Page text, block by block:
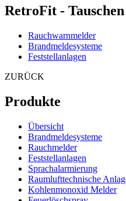
RetroFit -
Rauchwarnmelder
Brandmeldesysteme
Feststellanlagen
ZURÜCK
Produkte
Übersicht
Brandmeldesysteme
Rauchmelder
Feststellanlagen
Sprachalarmierung
Raumlufttechnische
Kohlenmonoxid Melder